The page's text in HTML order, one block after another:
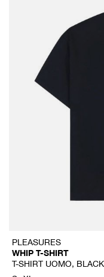
PLEASURES
WHIP T-SHIRT
T-SHIRT UOMO, BLACK